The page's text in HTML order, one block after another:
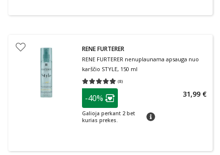
RENE FURTERER
RENE FURTERER nenuplaunama apsauga nuo
karščio STYLE, 150 ml
(8)
Vidutinis įvertinimas 4.88
patarimas
Lojalumo klubo narių nuolaida
-40%
Galioja perkant 2 bet
kurias prekes.
patarimas
31,99 €